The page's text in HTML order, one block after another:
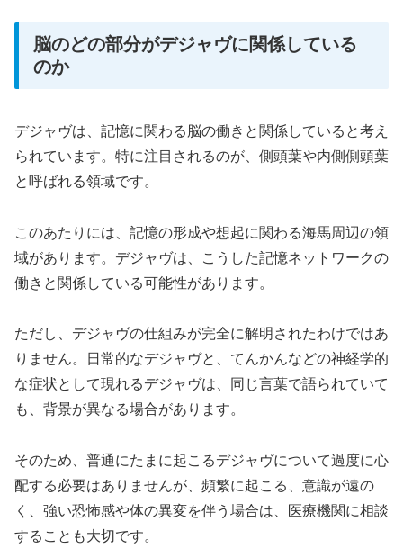
脳のどの部分がデジャヴに関係している
のか
デジャヴは、記憶に関わる脳の働きと関係していると考え
られています。特に注目されるのが、側頭葉や内側側頭葉
と呼ばれる領域です。
このあたりには、記憶の形成や想起に関わる海馬周辺の領
域があります。デジャヴは、こうした記憶ネットワークの
働きと関係している可能性があります。
ただし、デジャヴの仕組みが完全に解明されたわけではあ
りません。日常的なデジャヴと、てんかんなどの神経学的
な症状として現れるデジャヴは、同じ言葉で語られていて
も、背景が異なる場合があります。
そのため、普通にたまに起こるデジャヴについて過度に心
配する必要はありませんが、頻繁に起こる、意識が遠の
く、強い恐怖感や体の異変を伴う場合は、医療機関に相談
することも大切です。